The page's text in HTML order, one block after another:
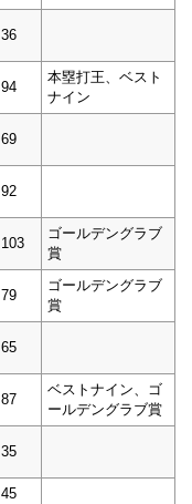
36
94
本塁打王、ベスト
ナイン
69
92
103
ゴールデングラブ
賞
79
ゴールデングラブ
賞
65
87
ベストナイン、ゴ
ールデングラブ賞
35
45